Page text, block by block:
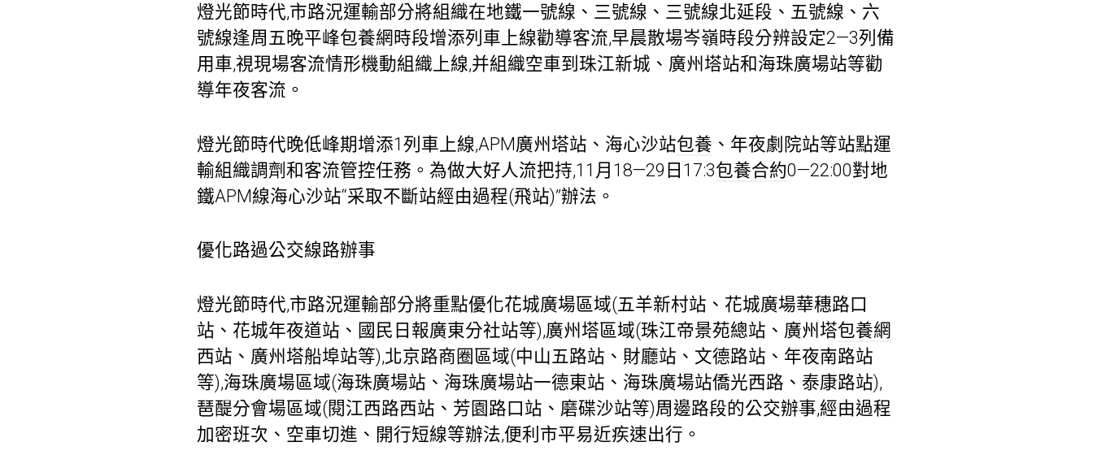
燈光節時代,市路況運輸部分將組織在地鐵一號線、三號線、三號線北延段、五號線、六
號線逢周五晚平峰包養網 時段增添列車上線勸導客流,早晨散場岑嶺時段分辨設定2—3列備
用車,視現場客流情形機動組織上線,并組織空車到珠江新城、廣州塔站和海珠廣場站等勸
導年夜客流。
燈光節時代晚低峰期增添1列車上線,APM廣州塔站、海心沙站包養 、年夜劇院站等站點運
輸組織調劑和客流管控任務。為做大好人流把持,11月18—29日17:3包養合約0—22:00對地
鐵APM線海心沙站“采取不斷站經由過程(飛站)”辦法。
優化路過公交線路辦事
燈光節時代,市路況運輸部分將重點優化花城廣場區域(五羊新村站、花城廣場華穗路口
站、花城年夜道站、國民日報廣東分社站等),廣州塔區域(珠江帝景苑總站、廣州塔包養網
西站、廣州塔船埠站等),北京路商圈區域(中山五路站、財廳站、文德路站、年夜南路站
等),海珠廣場區域(海珠廣場站、海珠廣場站一德東站、海珠廣場站僑光西路、泰康路站),
琶醍分會場區域(閱江西路西站、芳園路口站、磨碟沙站等)周邊路段的公交辦事,經由過程
加密班次、空車切進、開行短線等辦法,便利市平易近疾速出行。